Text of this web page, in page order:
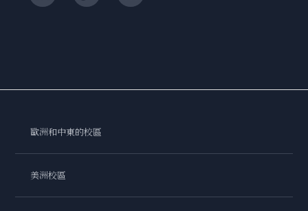
歐洲和中東的校區
美洲校區